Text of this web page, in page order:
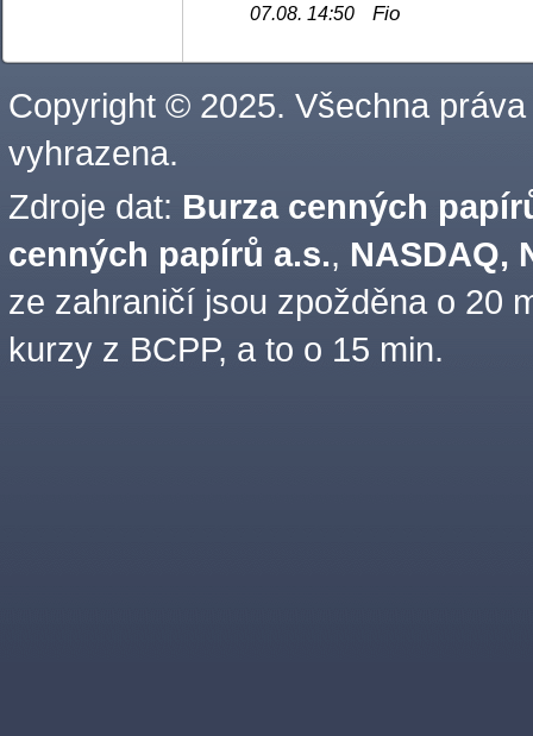
07.08. 14:50 Fio
Copyright © 2025. Všechna práva
vyhrazena.
Zdroje dat: Burza cenných
cenných papírů a.s., NASDAQ,
ze zahraničí jsou zpožděna o 20
kurzy z BCPP, a to o 15 min.